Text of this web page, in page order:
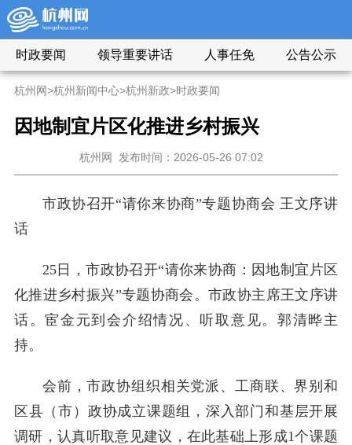
时政要闻 领导重要讲话 人事任免 公告公示
杭州网>杭州新闻中心>杭州新政>时政要闻
因地制宜片区化推进乡村振兴
杭州网 发布时间：2026-05-26 07:02
市政协召开“请你来协商”专题协商会 王文序讲
话
25日，市政协召开“请你来协商：因地制宜片区
化推进乡村振兴”专题协商会。市政协主席王文序讲
话。宦金元到会介绍情况、听取意见。郭清晔主
持。
会前，市政协组织相关党派、工商联、界别和
区县（市）政协成立课题组，深入部门和基层开展
调研，认真听取意见建议，在此基础上形成1个课题